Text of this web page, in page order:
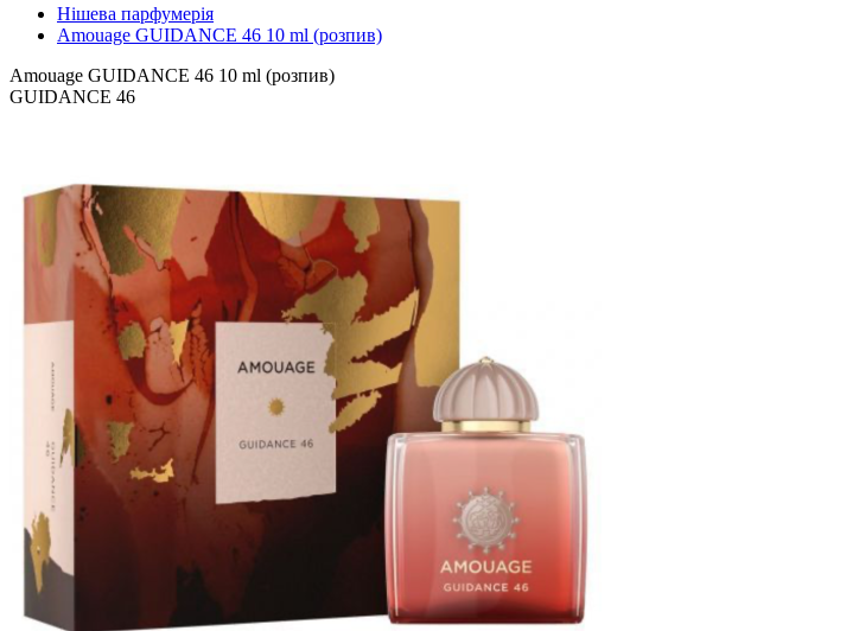
Нішева парфумерія
Amouage GUIDANCE 46 10 ml (розпив)
Amouage GUIDANCE 46 10 ml (розпив)
GUIDANCE 46